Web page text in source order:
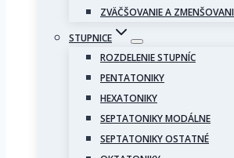
ZVÄČŠOVANIE A
STUPNICE
ROZDELENIE STUPNÍC
PENTATONIKY
HEXATONIKY
SEPTATONIKY MODÁLNE
SEPTATONIKY OSTATNÉ